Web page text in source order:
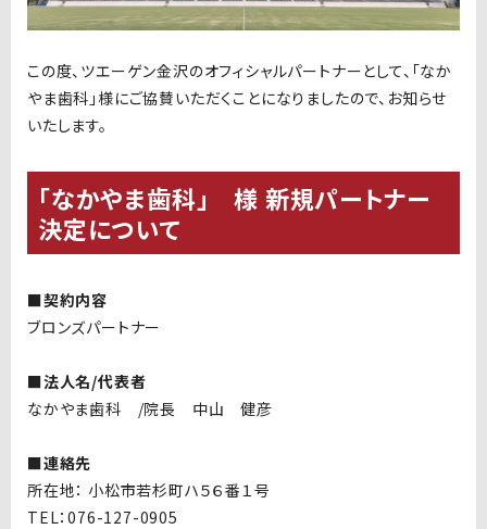
この度、ツエーゲン金沢のオフィシャルパートナーとして、「なか
やま歯科」様にご協賛いただくことになりましたので、お知らせ
いたします。
「なかやま歯科」 様 新規パートナー
決定について
■契約内容
ブロンズパートナー
■法人名/代表者
なかやま歯科 /院長 中山 健彦
■連絡先
所在地： 小松市若杉町ハ５６番１号
TEL：076-127-0905